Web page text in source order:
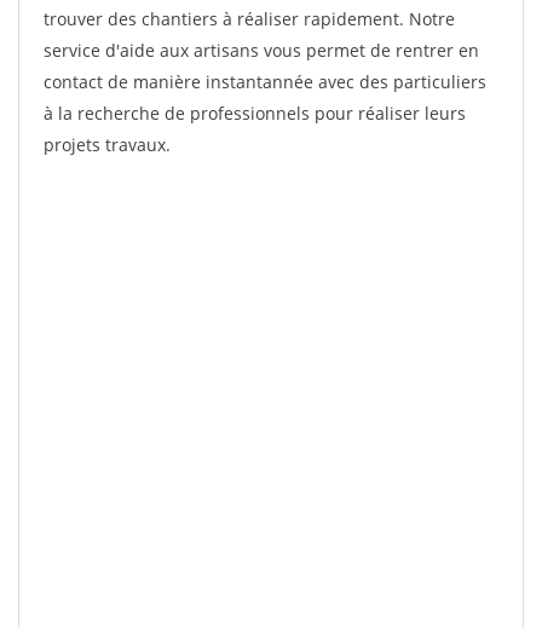
trouver des chantiers à réaliser rapidement. Notre
service d'aide aux artisans vous permet de rentrer en
contact de manière instantannée avec des particuliers
à la recherche de professionnels pour réaliser leurs
projets travaux.